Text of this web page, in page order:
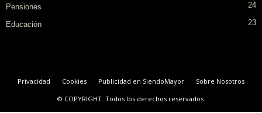
Pensiones 24
Educación 23
Privacidad Cookies Publicidad en SiendoMayor
Sobre Nosotros
© COPYRIGHT. Todos los derechos reservados.